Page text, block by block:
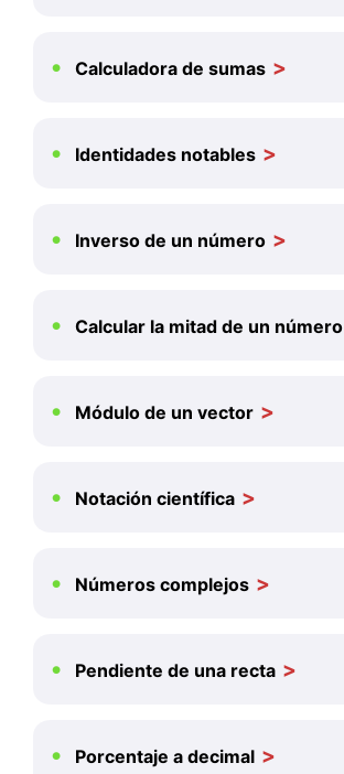
Calculadora de sumas
Identidades notables
Inverso de un número
Calcular la mitad de un número
Módulo de un vector
Notación científica
Números complejos
Pendiente de una recta
Porcentaje a decimal